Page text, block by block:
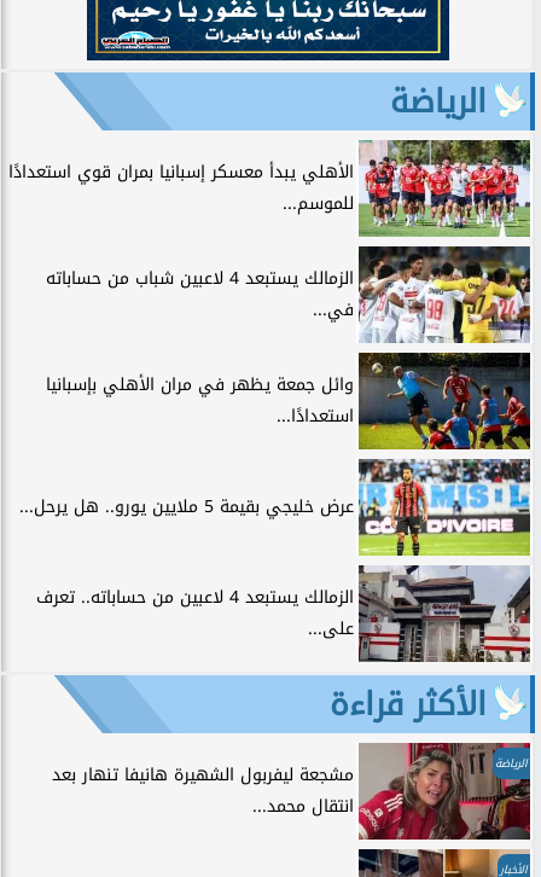
الرياضة
الأهلي يبدأ معسكر إسبانيا بمران قوي استعدادًا
للموسم...
الزمالك يستبعد 4 لاعبين شباب من حساباته
في...
وائل جمعة يظهر في مران الأهلي بإسبانيا
استعدادًا...
عرض خليجي بقيمة 5 ملايين يورو.. هل يرحل...
الزمالك يستبعد 4 لاعبين من حساباته.. تعرف
على...
الأكثر قراءة
الرياضة
مشجعة ليفربول الشهيرة هانيفا تنهار بعد
انتقال محمد...
الأخبار